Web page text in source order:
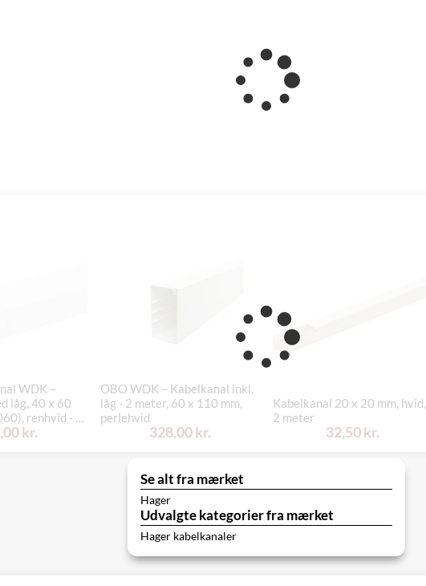
WDK –
låg, 40 x 60
renhvid - 2
kr.
OBO WDK – Kabelkanal inkl.
låg - 2 meter, 60 x 110 mm,
perlehvid
328,00 kr.
Kabelkanal 20 x 20 mm, hvid,
2 meter
32,50 kr.
Se alt fra mærket
Hager
Udvalgte kategorier fra mærket
Hager kabelkanaler